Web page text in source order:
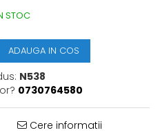
STOC
ADAUGA IN COS
N538
0730764580
Cere informatii